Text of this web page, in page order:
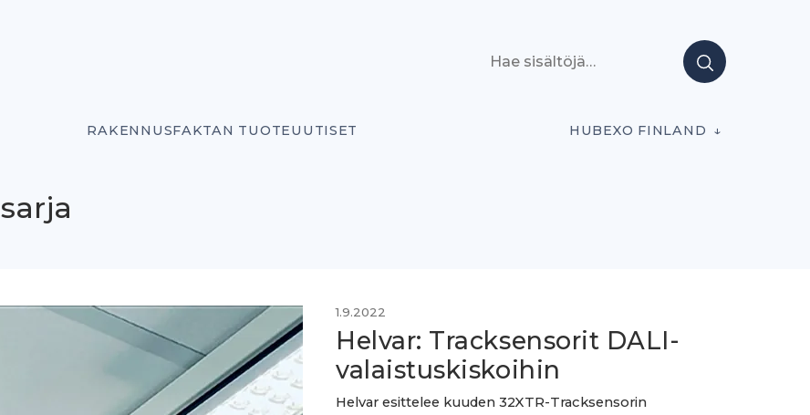
RAKENNUSFAKTAN TUOTEUUTISET HUBEXO FINLAND
1.9.2022
Helvar: Tracksensorit DALI-
valaistuskiskoihin
Helvar esittelee kuuden 32XTR-Tracksensorin